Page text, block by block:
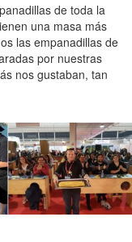
de toda la
una masa más
las empanadillas de
por nuestras
nos gustaban, tan